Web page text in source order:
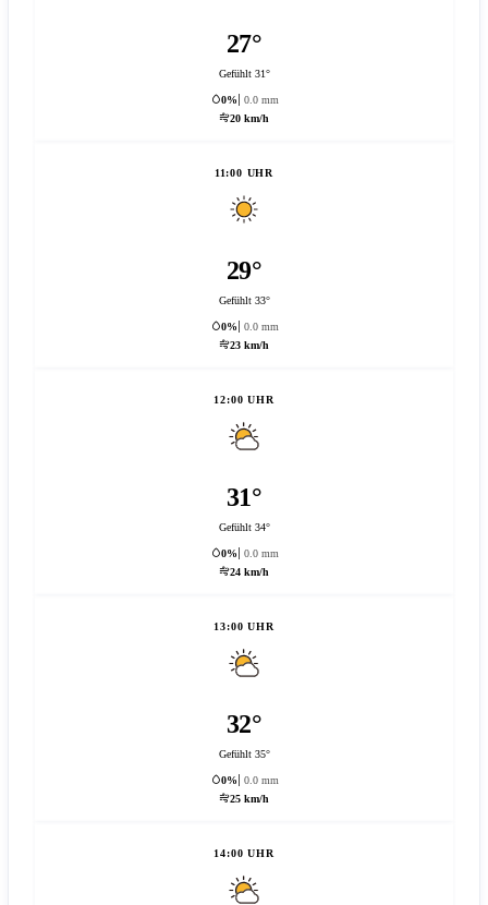
27°
Gefühlt 31°
0%
0.0 mm
20 km/h
11:00 UHR
29°
Gefühlt 33°
0%
0.0 mm
23 km/h
12:00 UHR
31°
Gefühlt 34°
0%
0.0 mm
24 km/h
13:00 UHR
32°
Gefühlt 35°
0%
0.0 mm
25 km/h
14:00 UHR